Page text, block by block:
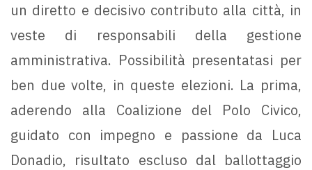
un diretto e decisivo contributo alla città, in
veste di responsabili della gestione
amministrativa. Possibilità presentatasi per
ben due volte, in queste elezioni. La prima,
aderendo alla Coalizione del Polo Civico,
guidato con impegno e passione da Luca
Donadio, risultato escluso dal ballottaggio